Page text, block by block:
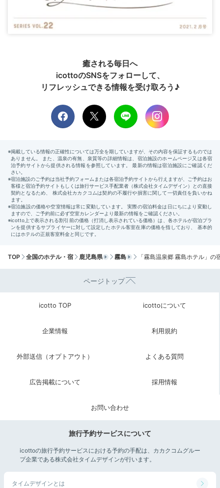
癒される毎日へ
icottoのSNSをフォローして、
リフレッシュできる情報を受け取ろう♪
TOP 全国のホテル・宿 鹿児島県 霧島 「霧島温泉郷 霧島ホテル」の
ページトップ
icotto TOP icottoについて
企業情報 利用規約
外部送信（オプトアウト） よくある質問
広告掲載について 採用情報
お問い合わせ
旅行予約サービスについて
icottoの旅行予約サービスにおける予約の手配は、カカクコムグルー
プ企業である株式会社タイムデザインが行います。
タイムデザインとは